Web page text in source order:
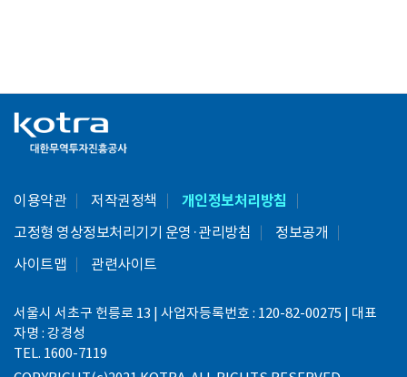
이용약관 저작권정책 개인정보처리방침
고정형 영상정보처리기기 운영·관리방침
정보공개
사이트맵
관련사이트
서울시 서초구 헌릉로 13 | 사업자등록번호 : 120-82-00275 | 대표
자명 : 강경성
TEL. 1600-7119